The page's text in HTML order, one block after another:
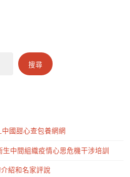
搜尋
國甜心查包養網網
中間組織疫情心思危機干涉培訓
紹和名家評說